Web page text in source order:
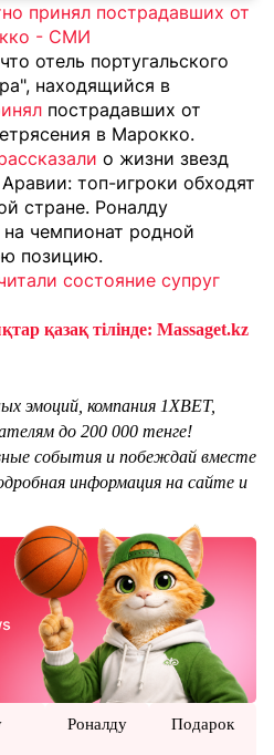
принял пострадавших от
- СМИ
отель португальского
находящийся в
пострадавших от
в Марокко.
о жизни звезд
топ-игроки обходят
стране. Роналду
чемпионат родной
позицию.
состояние супруг
қазақ тілінде: Massaget.kz
эмоций, компания 1XBET,
до 200 000 тенге!
события и побеждай вместе
информация на сайте и
Роналду Подарок